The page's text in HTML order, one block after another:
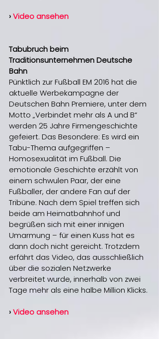
› Video ansehen
Tabubruch beim
Traditionsunternehmen Deutsche
Bahn
Pünktlich zur Fußball EM 2016 hat die
aktuelle Werbekampagne der
Deutschen Bahn Premiere, unter dem
Motto „Verbindet mehr als A und B“
werden 25 Jahre Firmengeschichte
gefeiert. Das Besondere: Es wird ein
Tabu-Thema aufgegriffen –
Homosexualität im Fußball. Die
emotionale Geschichte erzählt von
einem schwulen Paar, der eine
Fußballer, der andere Fan auf der
Tribüne. Nach dem Spiel treffen sich
beide am Heimatbahnhof und
begrüßen sich mit einer innigen
Umarmung – für einen Kuss hat es
dann doch nicht gereicht. Trotzdem
erfährt das Video, das ausschließlich
über die sozialen Netzwerke
verbreitet wurde, innerhalb von zwei
Tage mehr als eine halbe Million Klicks.
› Video ansehen